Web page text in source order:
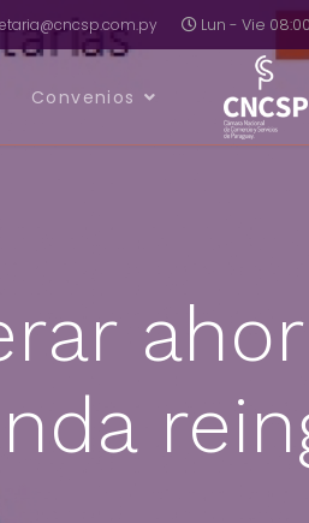
Lun - Vie
Convenios